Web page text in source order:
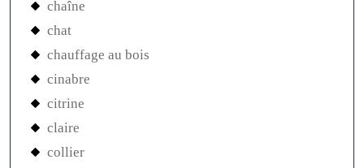
chaîne
chat
chauffage au bois
cinabre
citrine
claire
collier